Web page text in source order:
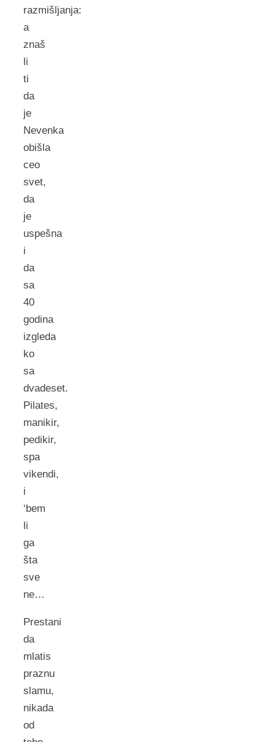
razmišljanja:
a
znaš
li
ti
da
je
Nevenka
obišla
ceo
svet,
da
je
uspešna
i
da
sa
40
godina
izgleda
ko
sa
dvadeset.
Pilates,
manikir,
pedikir,
spa
vikendi,
i
‘bem
li
ga
šta
sve
ne…
Prestani
da
mlatis
praznu
slamu,
nikada
od